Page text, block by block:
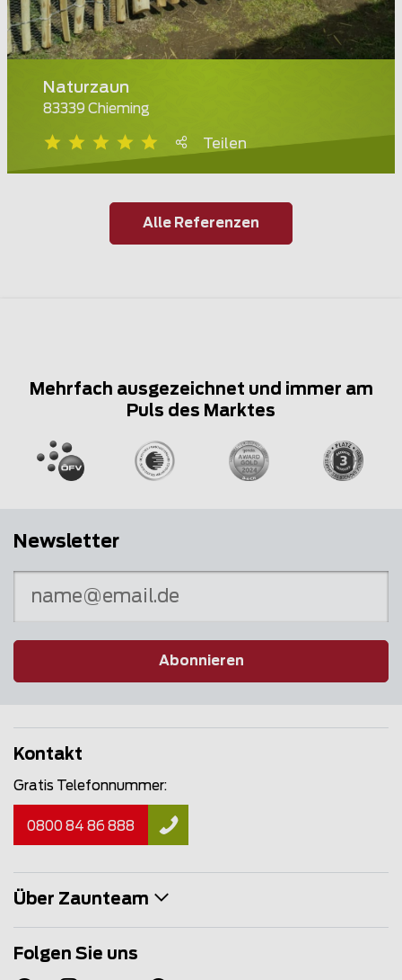
Naturzaun
83339 Chieming
Teilen
Alle Referenzen
Mehrfach ausgezeichnet und immer am
Puls des Marktes
Newsletter
Abonnieren
Kontakt
Gratis Telefonnummer:
0800 84 86 888
Über Zaunteam
Folgen Sie uns